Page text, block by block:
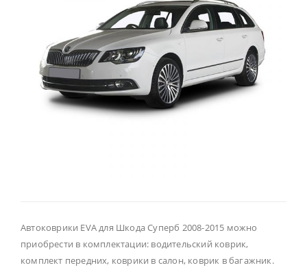
Автоковрики EVA для Шкода Суперб 2008-2015 можно
приобрести в комплектации: водительский коврик,
комплект передних, коврики в салон, коврик в багажник.